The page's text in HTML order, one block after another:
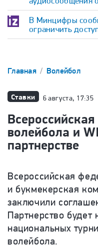
В Минцифры
ограничить
Главная Волейбол
Ставки 6 августа, 17:35
волейбола и
партнерстве
Всероссийская
и букмекерская
заключили
Партнерство
национальных ту
волейбола.